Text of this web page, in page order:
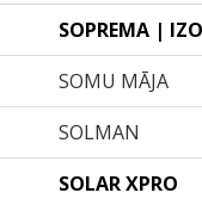
SOPREMA |
SOMU MĀJA
SOLMAN
SOLAR XPRO